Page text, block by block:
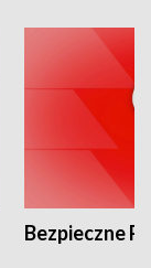
Bezpieczne